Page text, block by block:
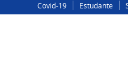
Covid-19 Estudante